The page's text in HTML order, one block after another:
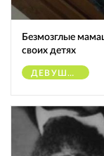
Безмозглые
своих детях
ДЕВУШКИ